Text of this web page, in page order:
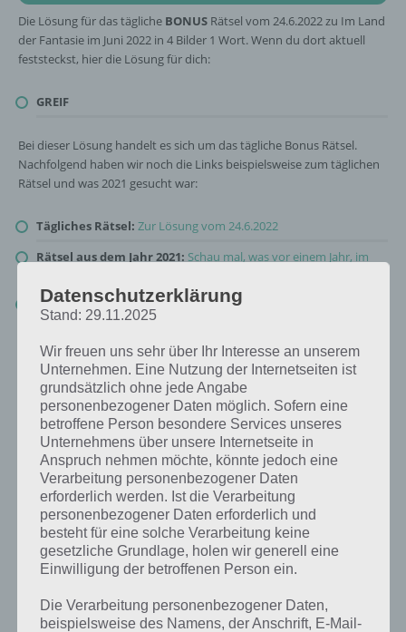
Die Lösung für das tägliche BONUS Rätsel vom 24.6.2022 zu Im Land
der Fantasie im Juni 2022 in 4 Bilder 1 Wort. Wenn du dort aktuell
feststeckst, hier die Lösung für dich:
GREIF
Bei dieser Lösung handelt es sich um das tägliche Bonus Rätsel.
Nachfolgend haben wir noch die Links beispielsweise zum täglichen
Rätsel und was 2021 gesucht war:
Tägliches Rätsel: Zur Lösung vom 24.6.2022
Rätsel aus dem Jahr 2021: Schau mal, was vor einem Jahr, im
Zur Übersicht:4 Bilder 1 Wort Lösungen zu Im Land der
Fantasie im Juni 2022!
Datenschutzerklärung
Stand: 29.11.2025
Wir freuen uns sehr über Ihr Interesse an unserem
Unternehmen. Eine Nutzung der Internetseiten ist
grundsätzlich ohne jede Angabe
personenbezogener Daten möglich. Sofern eine
betroffene Person besondere Services unseres
Unternehmens über unsere Internetseite in
Anspruch nehmen möchte, könnte jedoch eine
Verarbeitung personenbezogener Daten
erforderlich werden. Ist die Verarbeitung
personenbezogener Daten erforderlich und
besteht für eine solche Verarbeitung keine
gesetzliche Grundlage, holen wir generell eine
Einwilligung der betroffenen Person ein.
Die Verarbeitung personenbezogener Daten,
beispielsweise des Namens, der Anschrift, E-Mail-